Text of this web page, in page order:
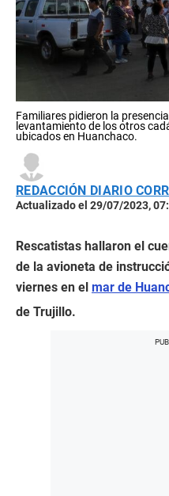
Familiares pidieron la
levantamiento de los otros
ubicados en Huanchaco.
REDACCIÓN DIARIO
Actualizado el 29/07/2023,
Rescatistas hallaron el
de la avioneta de
viernes en el mar de
de Trujillo.